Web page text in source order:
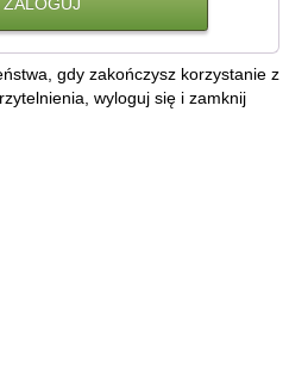
gdy zakończysz korzystanie z
wyloguj się i zamknij